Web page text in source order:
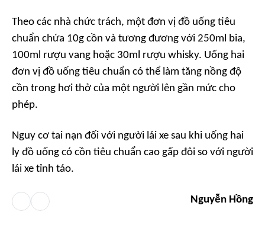
Theo các nhà chức trách, một đơn vị đồ uống tiêu
chuẩn chứa 10g cồn và tương đương với 250ml bia,
100ml rượu vang hoặc 30ml rượu whisky. Uống hai
đơn vị đồ uống tiêu chuẩn có thể làm tăng nồng độ
cồn trong hơi thở của một người lên gần mức cho
phép.
Nguy cơ tai nạn đối với người lái xe sau khi uống hai
ly đồ uống có cồn tiêu chuẩn cao gấp đôi so với người
lái xe tỉnh táo.
Nguyễn Hồng